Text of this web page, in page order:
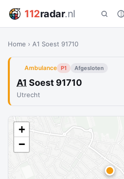
112radar.nl
Home › A1 Soest 91710
Ambulance P1 Afgesloten
A1 Soest 91710
Utrecht
+
−